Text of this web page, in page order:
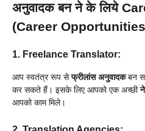
अनुवादक बन ने के लिये
(Career
1. Freelance Translator:
आप स्वतंत्र रूप सेफ्रीलांस अनुवादकबन
कर सकते हैं। इसके लिए आपको एक अच्छी
आपको काम मिले।